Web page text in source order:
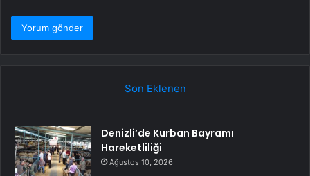
Son Eklenen
Denizli’de Kurban Bayramı
Hareketliliği
Ağustos 10, 2026